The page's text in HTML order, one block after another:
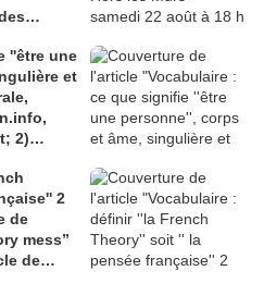
2
''être une
et
2)
de
mess”
de